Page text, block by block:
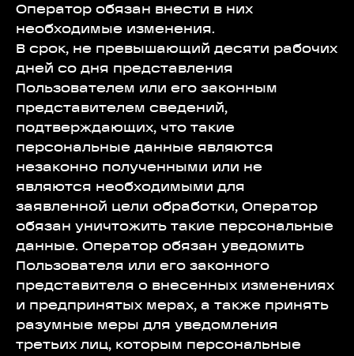
Оператор обязан внести в них
необходимые изменения.
В срок, не превышающий десяти рабочих
дней со дня представления
Пользователем или его законным
представителем сведений,
подтверждающих, что такие
персональные данные являются
незаконно полученными или не
являются необходимыми для
заявленной цели обработки, Оператор
обязан уничтожить такие персональные
данные. Оператор обязан уведомить
Пользователя или его законного
представителя о внесенных изменениях
и предпринятых мерах, а также принять
разумные меры для уведомления
третьих лиц, которым персональные